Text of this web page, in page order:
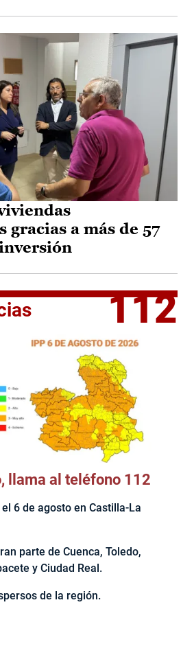
gracias a más de 57
112
llama al teléfono 112
el 6 de agosto en Castilla-La
parte de Cuenca, Toledo,
y Ciudad Real.
de la región.